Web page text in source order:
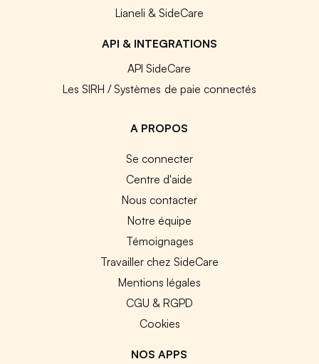
Lianeli & SideCare
API & INTEGRATIONS
API SideCare
Les SIRH / Systèmes de paie connectés
A PROPOS
Se connecter
Centre d'aide
Nous contacter
Notre équipe
Témoignages
Travailler chez SideCare
Mentions légales
CGU & RGPD
Cookies
NOS APPS